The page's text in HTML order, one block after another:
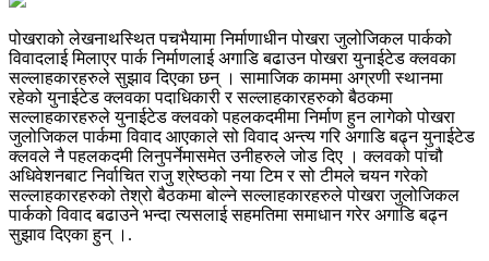
पोखराको लेखनाथस्थित पचभैयामा निर्माणाधीन पोखरा जुलोजिकल पार्कको
विवादलाई मिलाएर पार्क निर्माणलाई अगाडि बढाउन पोखरा युनाईटेड क्लवका
सल्लाहकारहरुले सुझाव दिएका छन् । सामाजिक काममा अग्रणी स्थानमा
रहेको युनाईटेड क्लवका पदाधिकारी र सल्लाहकारहरुको बैठकमा
सल्लाहकारहरुले युनाईटेड क्लवको पहलकदमीमा निर्माण हुन लागेको पोखरा
जुलोजिकल पार्कमा विवाद आएकाले सो विवाद अन्त्य गरि अगाडि बढ्न युनाईटेड
क्लवले नै पहलकदमी लिनुपर्नेमासमेत उनीहरुले जोड दिए । क्लवको पांचौ
अधिवेशनबाट निर्वाचित राजु श्रेष्ठको नया टिम र सो टीमले चयन गरेको
सल्लाहकारहरुको तेश्रो बैठकमा बोल्ने सल्लाहकारहरुले पोखरा जुलोजिकल
पार्कको विवाद बढाउने भन्दा त्यसलाई सहमतिमा समाधान गरेर अगाडि बढ्न
सुझाव दिएका हुन् ।.